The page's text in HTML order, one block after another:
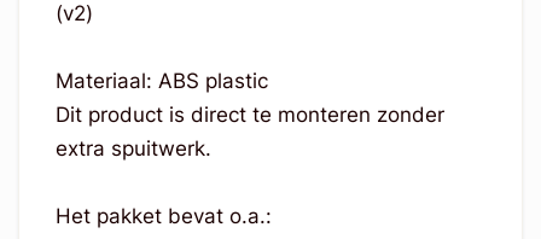
(v2)
Materiaal: ABS plastic
Dit product is direct te monteren zonder
extra spuitwerk.
Het pakket bevat o.a.: